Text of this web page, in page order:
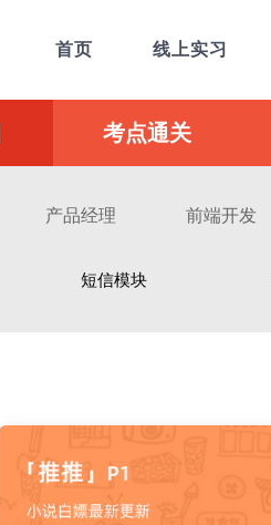
首页 线上实习
考点通关
产品经理 前端开发
短信模块